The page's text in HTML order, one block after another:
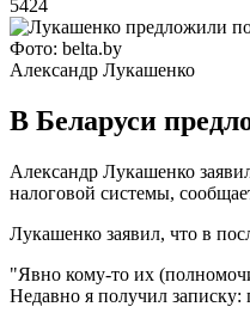
5424
Фото: belta.by
Александр Лукашенко
В Беларуси
Александр Лукашенко
налоговой системы,
Лукашенко заявил, что в
"Явно кому-то их
Недавно я получил записку: